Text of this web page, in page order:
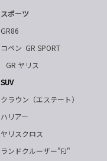
スポーツ
GR86
コペン GR SPORT
GR ヤリス
SUV
クラウン（エステート）
ハリアー
ヤリスクロス
ランドクルーザー"FJ"